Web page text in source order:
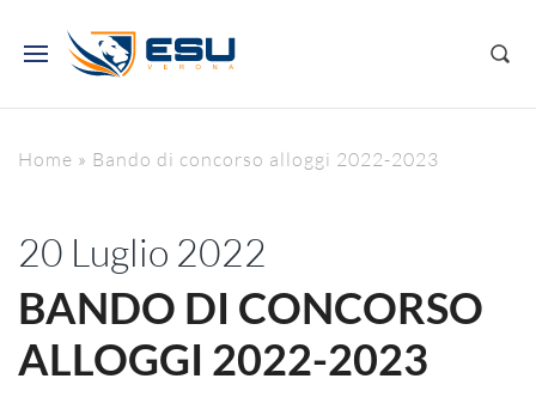
Home » Bando di concorso alloggi 2022-2023
20 Luglio 2022
BANDO DI CONCORSO
ALLOGGI 2022-2023